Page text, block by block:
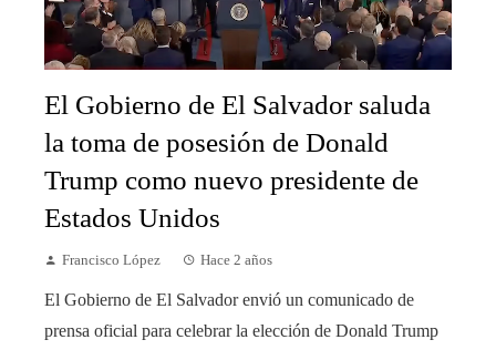
El Gobierno de El Salvador saluda
la toma de posesión de Donald
Trump como nuevo presidente de
Estados Unidos
Francisco López Hace 2 años
El Gobierno de El Salvador envió un comunicado de
prensa oficial para celebrar la elección de Donald Trump